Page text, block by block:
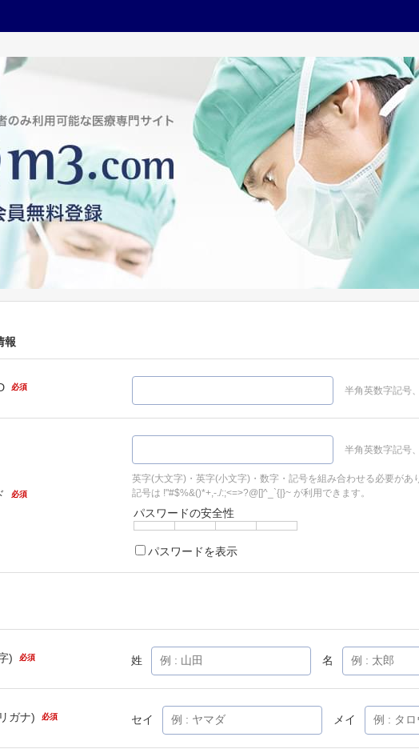
報
必須 半角英数字記号
必須
半角英数字記号
英字(大文字)・英字(小文字)・数字・記号を組み合わせる必要があ
記号は !"#$%&()*+,-./:;<=>?@[]^_`{|}~ が利用できます。
パスワードの安全性
パスワードを表示
) 必須 姓 名
ガナ) 必須 セイ メイ